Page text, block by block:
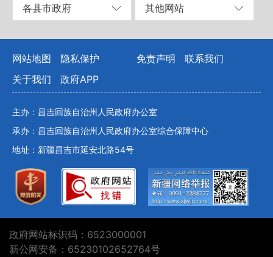
各县市政府 其他网站
网站地图 隐私保护 免责声明
联系我们
关于我们
政府APP
主办：昌吉回族自治州人民政府办公室
承办：昌吉回族自治州人民政府办公室综合保障中心
地址：新疆昌吉市延安北路54号
政府网站标识码：6523000001
新公网安备：65230102652764号